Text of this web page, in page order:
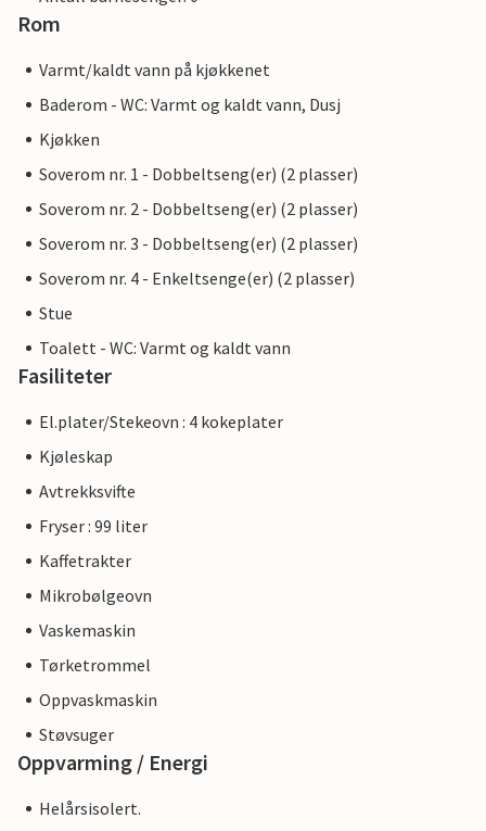
Rom
Varmt/kaldt vann på kjøkkenet
Baderom - WC: Varmt og kaldt vann, Dusj
Kjøkken
Soverom nr. 1 - Dobbeltseng(er) (2 plasser)
Soverom nr. 2 - Dobbeltseng(er) (2 plasser)
Soverom nr. 3 - Dobbeltseng(er) (2 plasser)
Soverom nr. 4 - Enkeltsenge(er) (2 plasser)
Stue
Toalett - WC: Varmt og kaldt vann
Fasiliteter
El.plater/Stekeovn : 4 kokeplater
Kjøleskap
Avtrekksvifte
Fryser : 99 liter
Kaffetrakter
Mikrobølgeovn
Vaskemaskin
Tørketrommel
Oppvaskmaskin
Støvsuger
Oppvarming / Energi
Helårsisolert.